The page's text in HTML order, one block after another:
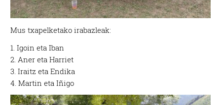
Mus txapelketako irabazleak:
1. Igoin eta Iban
2. Aner eta Harriet
3. Iraitz eta Endika
4. Martin eta Iñigo